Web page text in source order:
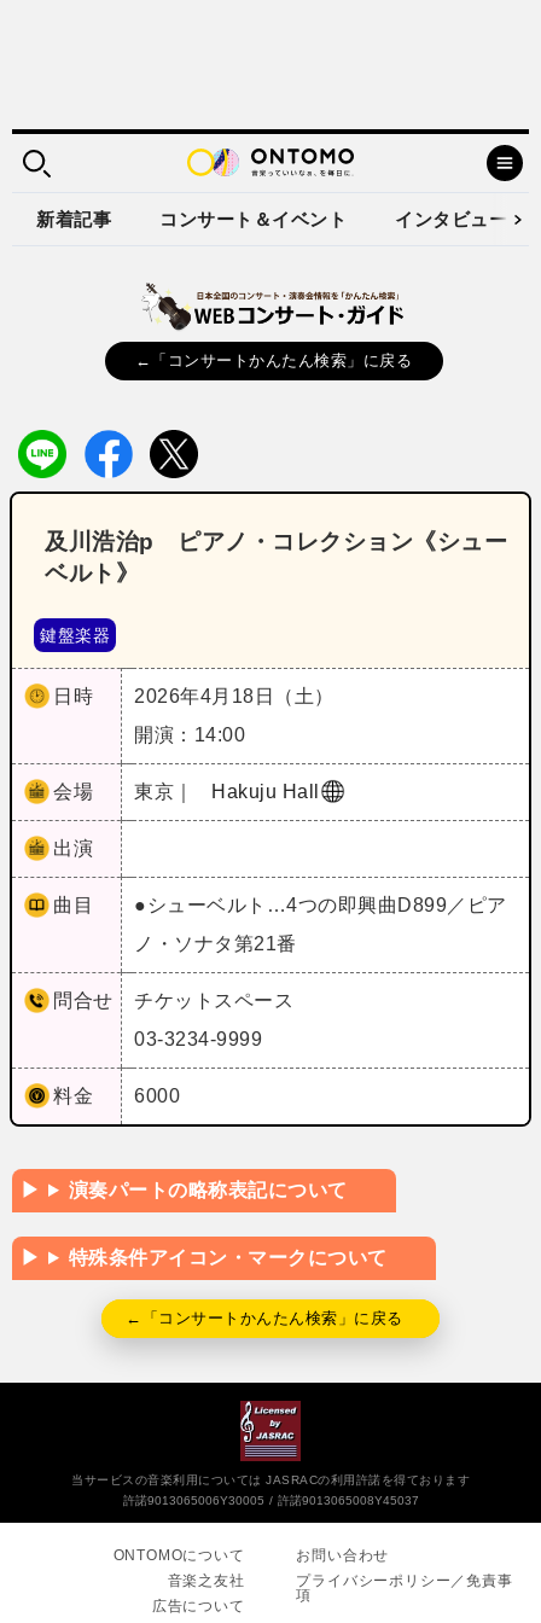
新着記事 コンサート＆イベント インタビュー
←「コンサートかんたん検索」に戻る
及川浩治p ピアノ・コレクション《シュー
ベルト》
鍵盤楽器
日時
2026年4月18日（土）
開演：14:00
会場 東京｜ Hakuju Hall
出演
曲目
●シューベルト…4つの即興曲D899／ピア
ノ・ソナタ第21番
問合せ
チケットスペース
03-3234-9999
料金 6000
演奏パートの略称表記について
特殊条件アイコン・マークについて
←「コンサートかんたん検索」に戻る
当サービスの音楽利用については JASRACの利用許諾を得ております
許諾9013065006Y30005
許諾9013065008Y45037
ONTOMOについて
音楽之友社
広告について
お問い合わせ
プライバシーポリシー／免責事
項